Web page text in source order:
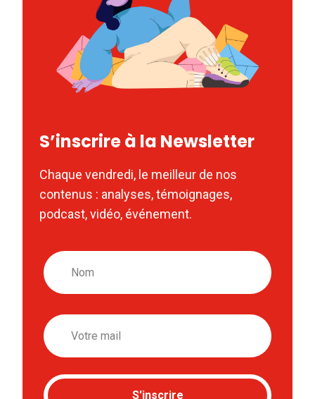
S’inscrire à la Newsletter
Chaque vendredi, le meilleur de nos
contenus : analyses, témoignages,
podcast, vidéo, événement.
Nom
Email
S'inscrire